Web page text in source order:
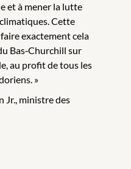
et à mener la lutte
Cette
exactement cela
Bas‑Churchill sur
au profit de tous les
»
Jr., ministre des